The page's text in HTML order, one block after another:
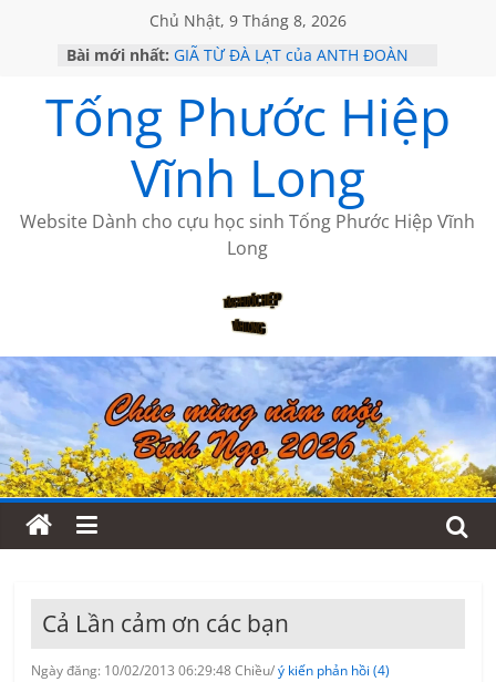
Chủ Nhật, 9 Tháng 8, 2026
Bài mới nhất: GIÃ TỪ ĐÀ LẠT của ANTH ĐOÀN
KHÔNG ĐỀ 20 CỦA THÁI LÃO
KHÔNG ĐỀ 19 CỦA THÁI LÃO
CHÙM THƠ CỦA BÍCH HÀ
Tống Phước Hiệp
Vĩnh Long
Website Dành cho cựu học sinh Tống Phước Hiệp Vĩnh
Long
Cả Lần cảm ơn các bạn
Ngày đăng: 10/02/2013 06:29:48 Chiều/ý kiến phản hồi (4)